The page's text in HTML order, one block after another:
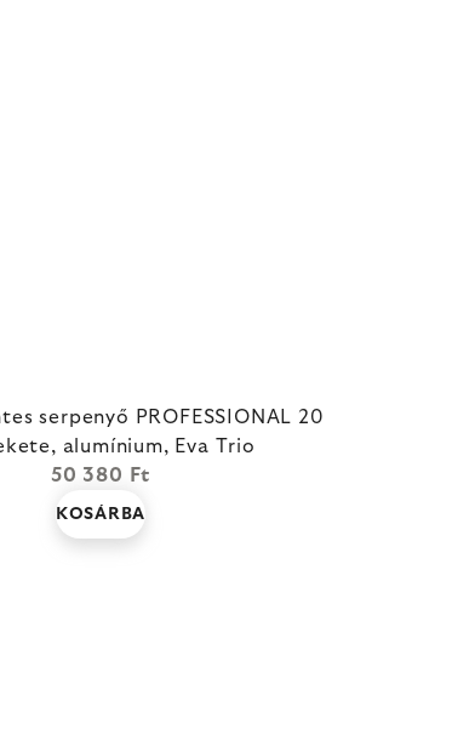
serpenyő PROFESSIONAL 20
alumínium, Eva Trio
50 380 Ft
KOSÁRBA